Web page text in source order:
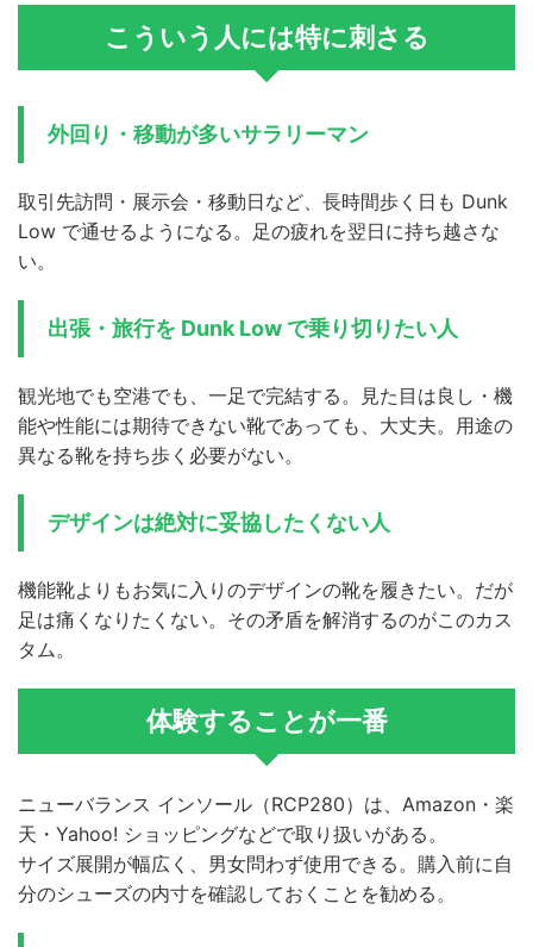
こういう人には特に刺さる
外回り・移動が多いサラリーマン
取引先訪問・展示会・移動日など、長時間歩く日も Dunk
Low で通せるようになる。足の疲れを翌日に持ち越さな
い。
出張・旅行を Dunk Low で乗り切りたい人
観光地でも空港でも、一足で完結する。見た目は良し・機
能や性能には期待できない靴であっても、大丈夫。用途の
異なる靴を持ち歩く必要がない。
デザインは絶対に妥協したくない人
機能靴よりもお気に入りのデザインの靴を履きたい。だが
足は痛くなりたくない。その矛盾を解消するのがこのカス
タム。
体験することが一番
ニューバランス インソール（RCP280）は、Amazon・楽
天・Yahoo! ショッピングなどで取り扱いがある。
サイズ展開が幅広く、男女問わず使用できる。購入前に自
分のシューズの内寸を確認しておくことを勧める。